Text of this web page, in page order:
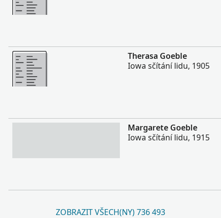
Více
Therasa Goeble
Iowa sčítání lidu, 1905
Více
Margarete Goeble
Iowa sčítání lidu, 1915
ZOBRAZIT VŠECH(NY) 736 493